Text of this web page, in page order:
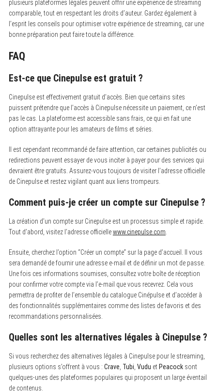
plusieurs plateformes légales peuvent offrir une expérience de streaming
comparable, tout en respectant les droits d’auteur. Gardez également à
l’esprit les conseils pour optimiser votre expérience de streaming, car une
bonne préparation peut faire toute la différence.
FAQ
Est-ce que Cinepulse est gratuit ?
Cinepulse est effectivement gratuit d’accès. Bien que certains sites
puissent prétendre que l’accès à Cinepulse nécessite un paiement, ce n’est
pas le cas. La plateforme est accessible sans frais, ce qui en fait une
option attrayante pour les amateurs de films et séries.
Il est cependant recommandé de faire attention, car certaines publicités ou
redirections peuvent essayer de vous inciter à payer pour des services qui
devraient être gratuits. Assurez-vous toujours de visiter l’adresse officielle
de Cinepulse et restez vigilant quant aux liens trompeurs.
Comment puis-je créer un compte sur Cinepulse ?
La création d’un compte sur Cinepulse est un processus simple et rapide.
Tout d’abord, visitez l’adresse officiellewww.cinepulse.com
Ensuite, cherchez l’option “Créer un compte” sur la page d’accueil. Il vous
sera demandé de fournir une adresse e-mail et de définir un mot de passe.
Une fois ces informations soumises, consultez votre boîte de réception
pour confirmer votre compte via l’e-mail que vous recevrez. Cela vous
permettra de profiter de l’ensemble du catalogue Cinépulse et d’accéder à
des fonctionnalités supplémentaires comme des listes de favoris et des
recommandations personnalisées.
Quelles sont les alternatives légales à Cinepulse ?
Si vous recherchez des alternatives légales à Cinepulse pour le streaming,
plusieurs options s’offrent à vous : Crave Tubi Vudu et Peacocksont
quelques-unes des plateformes populaires qui proposent un large éventail
de contenus.